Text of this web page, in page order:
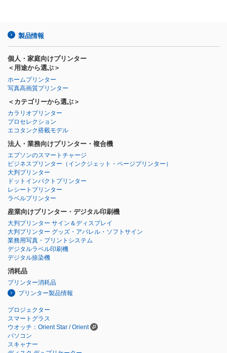
製品情報
個人・家庭向けプリンター
＜用途から選ぶ＞
ホームプリンター
写真高画質プリンター
＜カテゴリーから選ぶ＞
カラリオプリンター
プロセレクション
エコタンク搭載モデル
法人・業務向けプリンター・複合機
エプソンのスマートチャージ
ビジネスプリンター （インクジェット・ページプリンター）
大判プリンター
ドットインパクトプリンター
レシートプリンター
ラベルプリンター
産業向けプリンター・デジタル印刷機
大判プリンター サイン＆ディスプレイ
大判プリンター グッズ・アパレル・ソフトサイン
業務用写真・プリントシステム
デジタルラベル印刷機
デジタル捺染機
消耗品
プリンター消耗品
プリンター製品情報
プロジェクター
スマートグラス
ウオッチ：Orient Star / Orient
パソコン
スキャナー